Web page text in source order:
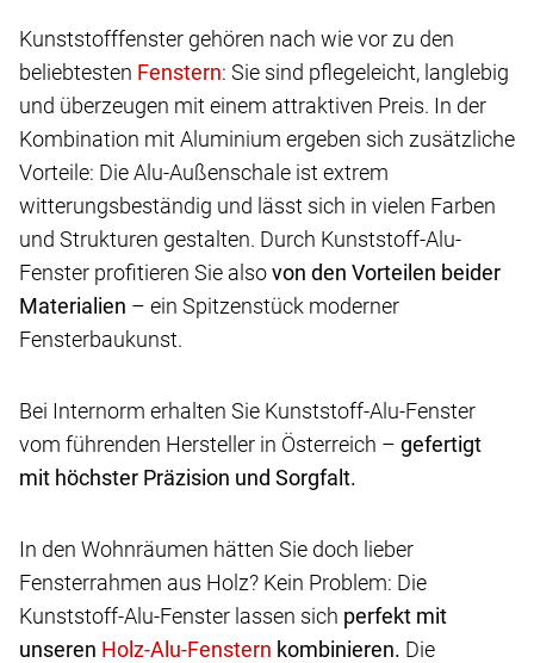
Kunststofffenster gehören nach wie vor zu den
beliebtesten
: Sie sind pflegeleicht, langlebig
und überzeugen mit einem attraktiven Preis. In der
Kombination mit Aluminium ergeben sich zusätzliche
Vorteile: Die Alu-Außenschale ist extrem
witterungsbeständig und lässt sich in vielen Farben
und Strukturen gestalten. Durch Kunststoff-Alu-
Fenster profitieren Sie alsovon den Vorteilen beider
Materialien – ein Spitzenstück moderner
Fensterbaukunst.
Bei Internorm erhalten Sie Kunststoff-Alu-Fenster
vom führenden Hersteller in Österreich – gefertigt
mit höchster Präzision und Sorgfalt.
In den Wohnräumen hätten Sie doch lieber
Fensterrahmen aus Holz? Kein Problem: Die
Kunststoff-Alu-Fenster lassen sich perfekt mit
unseren
kombinieren. Die